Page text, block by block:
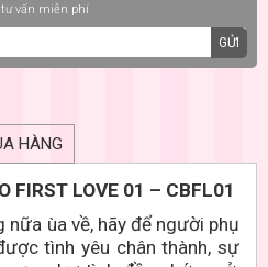
tư vấn miễn phí
GỬI
HÀNG
FIRST LOVE 01 – CBFL01
ùa về, hãy để người phụ
tình yêu chân thành, sự